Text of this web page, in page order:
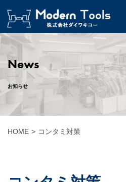
News
お知らせ
HOME > コンタミ対策